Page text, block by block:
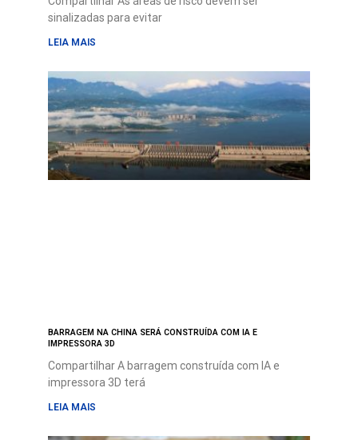
sinalizadas para evitar
LEIA MAIS
BARRAGEM NA CHINA SERÁ CONSTRUÍDA COM IA E
IMPRESSORA 3D
Compartilhar A barragem construída com IA e
impressora 3D terá
LEIA MAIS